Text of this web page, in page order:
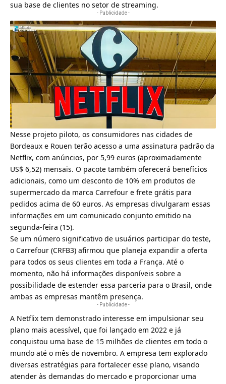
sua base de clientes no setor de streaming.
- Publicidade -
Nesse projeto piloto, os consumidores nas cidades de
Bordeaux e Rouen terão acesso a uma assinatura padrão da
Netflix, com anúncios, por 5,99 euros (aproximadamente
US$ 6,52) mensais. O pacote também oferecerá benefícios
adicionais, como um desconto de 10% em produtos de
supermercado da marca Carrefour e frete grátis para
pedidos acima de 60 euros. As empresas divulgaram essas
informações em um comunicado conjunto emitido na
segunda-feira (15).
Se um número significativo de usuários participar do teste,
o Carrefour (CRFB3) afirmou que planeja expandir a oferta
para todos os seus clientes em toda a França. Até o
momento, não há informações disponíveis sobre a
possibilidade de estender essa parceria para o Brasil, onde
ambas as empresas mantêm presença.
- Publicidade -
A Netflix tem demonstrado interesse em impulsionar seu
plano mais acessível, que foi lançado em 2022 e já
conquistou uma base de 15 milhões de clientes em todo o
mundo até o mês de novembro. A empresa tem explorado
diversas estratégias para fortalecer esse plano, visando
atender às demandas do mercado e proporcionar uma